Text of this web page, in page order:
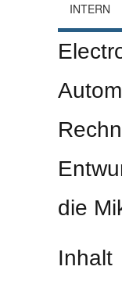
INTERN
die
Inhalt